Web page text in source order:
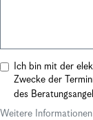
Ich bin mit der
Zwecke der
des
Weitere